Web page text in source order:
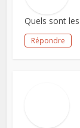
Quels sont
Répondre